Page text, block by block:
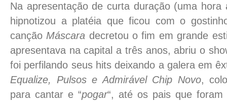
Na apresentação de curta duração (uma hora
hipnotizou a platéia que ficou com o
canção Máscara decretou o fim em grande
apresentava na capital a três anos, abriu o
foi perfilando seus hits deixando a galera em
Equalize, Pulsos e Admirável Chip Novo,
para cantar e “pogar“, até os pais que foram